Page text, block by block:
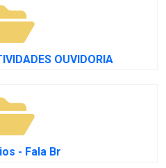
OUVIDORIA
- Fala Br